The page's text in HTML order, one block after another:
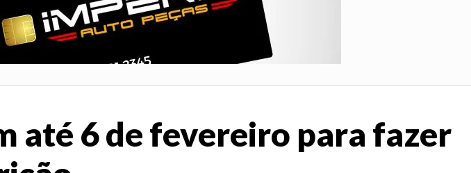
até 6 de fevereiro para fazer